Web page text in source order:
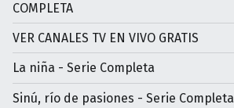
COMPLETA
VER CANALES TV EN VIVO GRATIS
La niña - Serie Completa
Sinú, río de pasiones - Serie Completa